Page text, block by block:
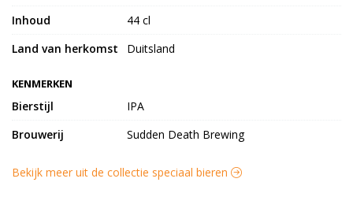
Inhoud
44 cl
Land van herkomst
Duitsland
KENMERKEN
Bierstijl
IPA
Brouwerij
Sudden Death Brewing
Bekijk meer uit de collectie speciaal bieren